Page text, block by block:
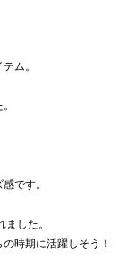
ム。
です。
した。
時期に活躍しそう！